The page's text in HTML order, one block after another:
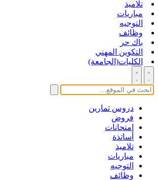
تلاميذ
مباريات
التوجيه
وظائف
باك حر
التكوين المهني
الكليات(الجامعة)
دروس تمارين
فروض
امتحانات
أساتذة
تلاميذ
مباريات
التوجيه
وظائف